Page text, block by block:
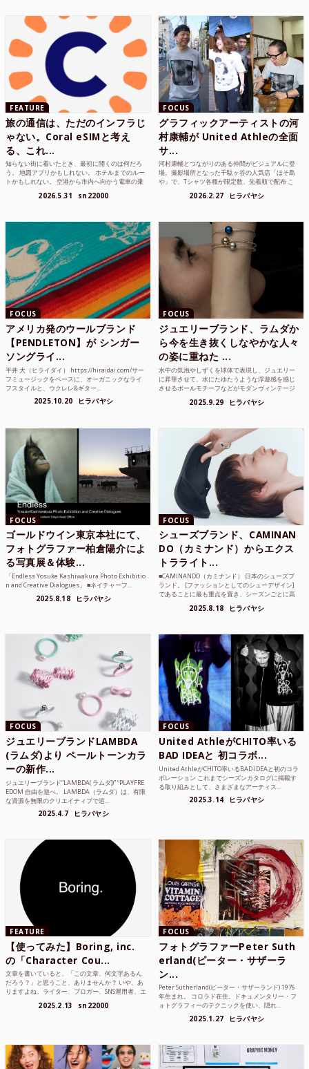
FEATURE
旅の通信は、ただのインフラじ
ゃない。Coral eSIMと考え
る、これ...
知らない街に着いたとき、最初に開くのは何だろ
う。 地図アプリかもしれない。 ホテルまでのルー
トかもしれない。 空港から市内へ向かう電車の乗
2026.5.31 sn22000
FOCUS
グラフィックアーティストの河
村康輔が United Athleの全面
サ...
河村康輔とつながりのある仲間がビジュアルに登
場。撮影場所となった千駄ヶ谷の人気店「ほそ島
や」で、Tシャツ各種が限定数、先着順で配布 こ
2026.2.27 ヒラバヤシ
FOCUS
アメリカ発のウールブランド
【PENDLETON】が シンガー
ソングライ...
平井 大（ヒライダイ） https://hiraidai.com/サー
フミュージックをベースに、オーガニックなライ
フスタイルと、ウクレレ&ギター...
2025.10.20 ヒラバヤシ
FOCUS
ジュエリーブランド、ラムダか
ら今を生き抜くしなやかな人々
の姿に重ねた ...
水中の気泡やしずくを球体で表現し、ジュエリー
に昇華させて、水にたゆたうような浮遊感を感じ
させるボールモチーフなどがモダンヴィンテージ
2025.9.29 ヒラバヤシ
FOCUS
ゴールドウイン東京本社にて、
フォトグラファー柏倉陽介によ
る写真展＆体験...
「Endless Yosuke Kashiwakura Photo Exhibitio
n and Creative Dialogues」 ■ネイチャーフ...
2025.8.18 ヒラバヤシ
FOCUS
シューズブランド、CAMINAN
DO（カミナンド）からエクス
トラライト...
■CAMINANDO（カミナンド） 日本のシューズブ
ランド。 [ファッションとしてのシューデザイン]
であることに最も重点を置き、シーズンごとに高
2025.8.18 ヒラバヤシ
FOCUS
ジュエリーブランドLAMBDA
(ラムダ)より ペールトーンカラ
ーの新作...
ジュエリーブランド“LAMBDA( ラムダ))” “PLAYFRE
EDOM 自由を遊べ。 LAMBDA（ラムダ）は、有限
な資源を無限のクリエイティブで追...
2025.4.7 ヒラバヤシ
FOCUS
United AthleがCHITO率いる
BAD IDEAと 初コラボ...
United AthleがCHITO率いるBAD IDEAと初のコラ
ボレーション これまでシーズンカタログに掲載す
る取り組みとして、さまざまなアーティス...
2025.3.14 ヒラバヤシ
FEATURE
【使ってみた】Boring, inc.
の「Character Cou...
文章を書いていると、「この文章、何文字あるん
だろう？」と思うこと、ありませんか？ いや、あ
りますよね。ライター、ブロガー、SNS運用者、エ
2025.2.13 sn22000
FOCUS
フォトグラファーPeter Suth
erland(ピーター・サザーラ
ン...
Peter Sutherland(ピーター・サザーランド) 1976
年生まれ。 コロラド在住。ドキュメンタリー・フ
ォトグラフィーのテクニックを使い、隠れ...
2025.1.27 ヒラバヤシ